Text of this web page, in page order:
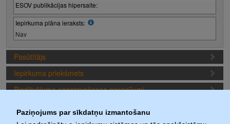
Paziņojums par sīkdatņu izmantošanu
ESOV publikācijas hipersaite:
Iepirkuma plāna ieraksts:
Nav
Pasūtītājs
Iepirkuma priekšmets
Piedāvājuma sagatavošanas nosacījumi
Iepirkuma daļas